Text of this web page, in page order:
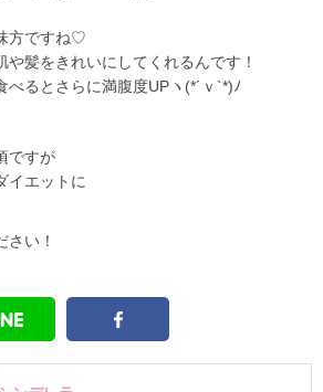
方ですね♡
や髪をきれいにしてくれるんです！
べるとさらに満腹度UPヽ(*´ｖ`*)ﾉ
ですが
イエットに
さい！